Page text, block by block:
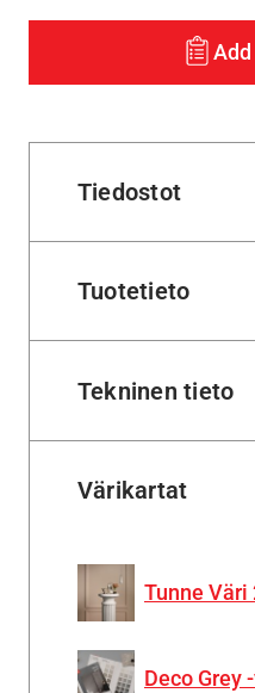
Tiedostot
Tuotetieto
Tekninen tieto
Värikartat
Tunne Väri
Deco Grey